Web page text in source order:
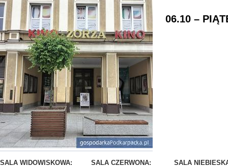
06.10 –
SALA WIDOWISKOWA: SALA CZERWONA: SALA